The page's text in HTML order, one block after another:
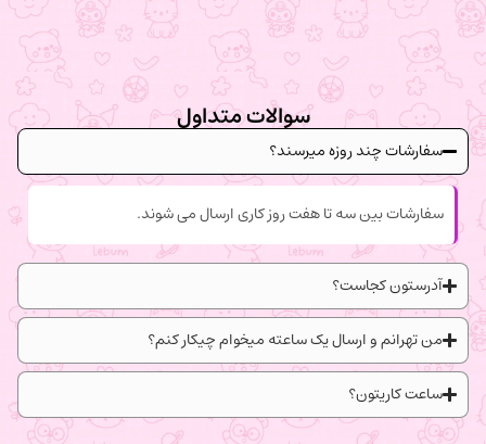
سوالات متداول
سفارشات چند روزه میرسند؟
سفارشات بین سه تا هفت روز کاری ارسال می شوند.
آدرستون کجاست؟
من تهرانم و ارسال یک ساعته میخوام چیکار کنم؟
ساعت کاریتون؟